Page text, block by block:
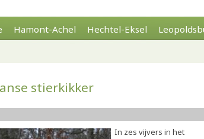
Hamont-Achel Hechtel-Eksel
stierkikker
In zes vijvers in het